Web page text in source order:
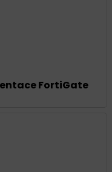
FortiGate